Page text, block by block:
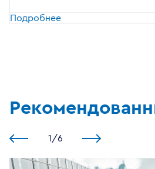
Подробнее
1 /6